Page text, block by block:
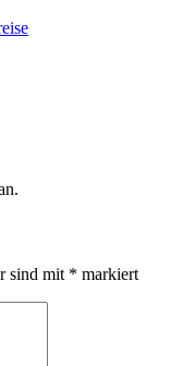
sind mit * markiert